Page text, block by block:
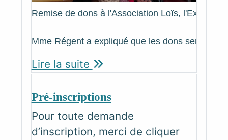
Remise de dons à l'Association Loïs, l'Extra
Mme Régent a expliqué que les dons serviront
Lire la suite
Pré-inscriptions
Pour toute demande
d’inscription, merci de cliquer